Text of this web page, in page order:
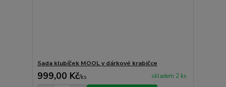
Sada klubíček MOOL v dárkové krabičce
999,00 Kč/ks skladem 2 ks